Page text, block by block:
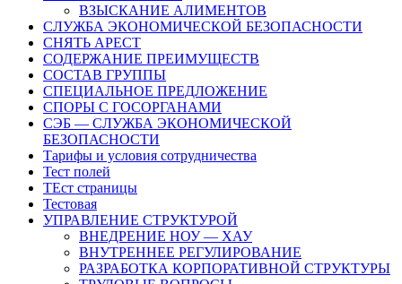
ВЗЫСКАНИЕ АЛИМЕНТОВ
СЛУЖБА ЭКОНОМИЧЕСКОЙ БЕЗОПАСНОСТИ
СНЯТЬ АРЕСТ
СОДЕРЖАНИЕ ПРЕИМУЩЕСТВ
СОСТАВ ГРУППЫ
СПЕЦИАЛЬНОЕ ПРЕДЛОЖЕНИЕ
СПОРЫ С ГОСОРГАНАМИ
СЭБ — СЛУЖБА ЭКОНОМИЧЕСКОЙ
БЕЗОПАСНОСТИ
Тарифы и условия сотрудничества
Тест полей
ТЕст страницы
Тестовая
УПРАВЛЕНИЕ СТРУКТУРОЙ
ВНЕДРЕНИЕ НОУ — ХАУ
ВНУТРЕННЕЕ РЕГУЛИРОВАНИЕ
РАЗРАБОТКА КОРПОРАТИВНОЙ СТРУКТУРЫ